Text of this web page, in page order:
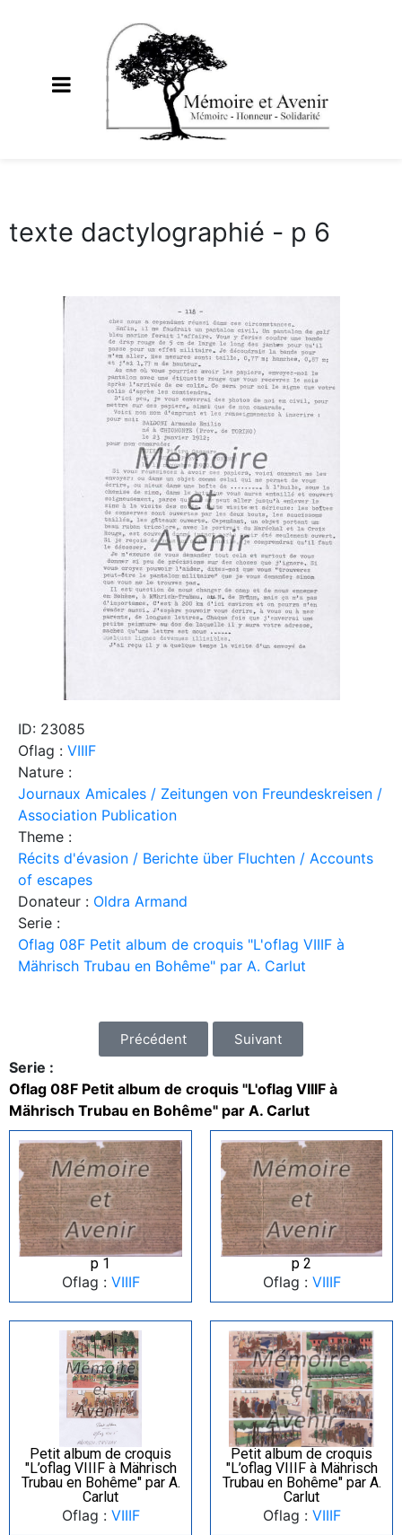
texte dactylographié - p 6
ID: 23085
Oflag : VIIIF
Nature :
Journaux Amicales / Zeitungen von Freundeskreisen /
Association Publication
Theme :
Récits d'évasion / Berichte über Fluchten / Accounts
of escapes
Donateur : Oldra Armand
Serie :
Oflag 08F Petit album de croquis "L'oflag VIIIF à
Mährisch Trubau en Bohême" par A. Carlut
Précédent Suivant
Serie :
Oflag 08F Petit album de croquis "L'oflag VIIIF à
Mährisch Trubau en Bohême" par A. Carlut
p 1
Oflag : VIIIF
p 2
Oflag : VIIIF
Petit album de croquis
"L’oflag VIIIF à Mährisch
Trubau en Bohême" par A.
Carlut
Oflag : VIIIF
Petit album de croquis
"L’oflag VIIIF à Mährisch
Trubau en Bohême" par A.
Carlut
Oflag : VIIIF